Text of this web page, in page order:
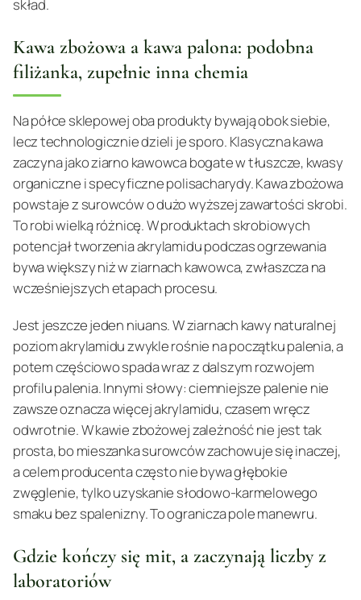
skład.
Kawa zbożowa a kawa palona: podobna
filiżanka, zupełnie inna chemia
Na półce sklepowej oba produkty bywają obok siebie,
lecz technologicznie dzieli je sporo. Klasyczna kawa
zaczyna jako ziarno kawowca bogate w tłuszcze, kwasy
organiczne i specyficzne polisacharydy. Kawa zbożowa
powstaje z surowców o dużo wyższej zawartości skrobi.
To robi wielką różnicę. W produktach skrobiowych
potencjał tworzenia akrylamidu podczas ogrzewania
bywa większy niż w ziarnach kawowca, zwłaszcza na
wcześniejszych etapach procesu.
Jest jeszcze jeden niuans. W ziarnach kawy naturalnej
poziom akrylamidu zwykle rośnie na początku palenia, a
potem częściowo spada wraz z dalszym rozwojem
profilu palenia. Innymi słowy: ciemniejsze palenie nie
zawsze oznacza więcej akrylamidu, czasem wręcz
odwrotnie. W kawie zbożowej zależność nie jest tak
prosta, bo mieszanka surowców zachowuje się inaczej,
a celem producenta często nie bywa głębokie
zwęglenie, tylko uzyskanie słodowo-karmelowego
smaku bez spalenizny. To ogranicza pole manewru.
Gdzie kończy się mit, a zaczynają liczby z
laboratoriów